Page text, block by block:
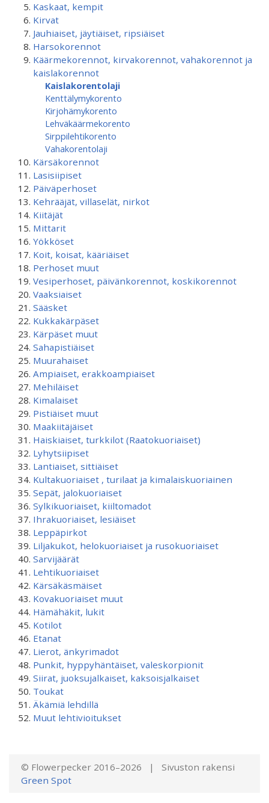
Kaskaat, kempit
Kirvat
Jauhiaiset, jäytiäiset, ripsiäiset
Harsokorennot
Käärmekorennot, kirvakorennot, vahakorennot ja
kaislakorennot
Kaislakorentolaji
Kenttälymykorento
Kirjohämykorento
Lehväkäärmekorento
Sirppilehtikorento
Vahakorentolaji
Kärsäkorennot
Lasisiipiset
Päiväperhoset
Kehrääjät, villaselät, nirkot
Kiitäjät
Mittarit
Yökköset
Koit, koisat, kääriäiset
Perhoset muut
Vesiperhoset, päivänkorennot, koskikorennot
Vaaksiaiset
Sääsket
Kukkakärpäset
Kärpäset muut
Sahapistiäiset
Muurahaiset
Ampiaiset, erakkoampiaiset
Mehiläiset
Kimalaiset
Pistiäiset muut
Maakiitäjäiset
Haiskiaiset, turkkilot (Raatokuoriaiset)
Lyhytsiipiset
Lantiaiset, sittiäiset
Kultakuoriaiset , turilaat ja kimalaiskuoriainen
Sepät, jalokuoriaiset
Sylkikuoriaiset, kiiltomadot
Ihrakuoriaiset, lesiäiset
Leppäpirkot
Liljakukot, helokuoriaiset ja rusokuoriaiset
Sarvijäärät
Lehtikuoriaiset
Kärsäkäsmäiset
Kovakuoriaiset muut
Hämähäkit, lukit
Kotilot
Etanat
Lierot, änkyrimadot
Punkit, hyppyhäntäiset, valeskorpionit
Siirat, juoksujalkaiset, kaksoisjalkaiset
Toukat
Äkämiä lehdillä
Muut lehtivioitukset
© Flowerpecker 2016–2026 | Sivuston rakensi
Green Spot